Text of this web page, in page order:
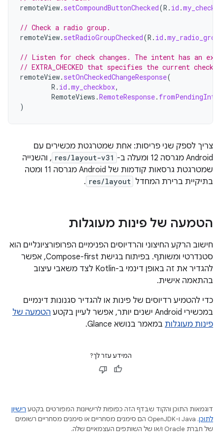
remoteView. setCompoundButtonChecked(R . id .
// Check a radio group.
remoteView. setRadioGroupChecked(R . id .
// Listen for check changes. The intent has an
// EXTRA_CHECKED that specifies the current
remoteView. setOnCheckedChangeResponse(
R . id .my_checkbox,
RemoteViews .RemoteResponse.
)
צריך לספק שני פריסות: אחת שמטרגטת מכשירים עם
Android מגרסה 12 ומעלה ב-
res/layout-v31 , והשנייה
שמטרגטת גרסאות קודמות של Android מגרסה 11 ומטה
בתיקיית ברירת המחדל res/layout
.
הטמעה של פינות מעוגלות
חישוב הרקע החיצוני והרדיוסים הפנימיים הפרופורציונליים הוא
סטנדרטי ומשותף. בפיתוח בגישת Compose-first, אפשר
להגדיר את זה באופן דינמי ב-Kotlin לצד משאבי עיצוב
בהתאמה אישית.
כדי להטמיע רדיוסים של פינות או להגדיר סגנונות דינמיים
במכשירי Android ישנים יותר, אפשר לעיין בקטע
הטמעה של
פינות מעוגלות במאמר בנושא Glance.
המידע עזר לך?
דוגמאות התוכן והקוד שבדף הזה כפופות לרישיונות המפורטים בקטע רישיון
לתוכן
.‏ Java ו-OpenJDK הם סימנים מסחריים או סימנים מסחריים רשומים
של חברת Oracle ו/או של השותפים העצמאיים שלה.